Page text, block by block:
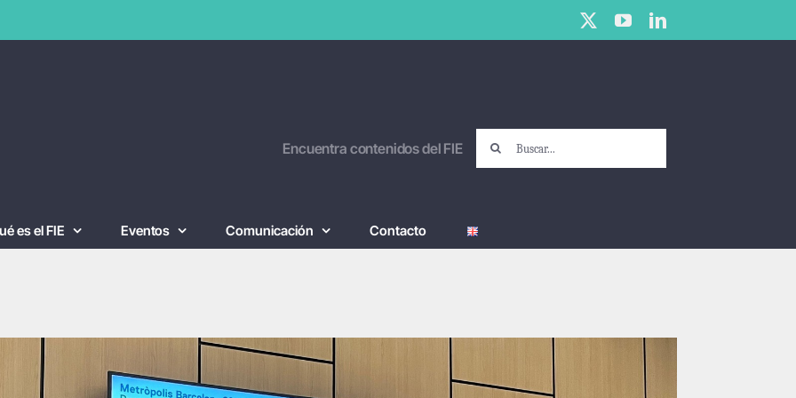
X YouTubeLinkedIn
Encuentra contenidos del FIE
es el FIE Eventos Comunicación Contacto